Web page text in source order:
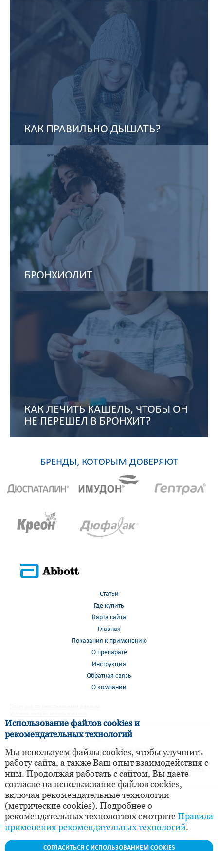
КАК ПРАВИЛЬНО ДЫШАТЬ?
БРОНХИОЛИТ
КАК ЛЕЧИТЬ КАШЕЛЬ, ЧТОБЫ ОН
НЕ ПЕРЕШЕЛ В БРОНХИТ?
БРЕНДЫ, КОТОРЫМ ДОВЕРЯЮТ
Главная
О препарате
Инструкция
Показания к применению
О компании
Обратная связь
Статьи
Где купить
Карта сайта
Правила применения рекомендательных технологий
RUS2314823 (v1.0)
Официальный сайт препарата ИРС 19
Информация, представленная на сайте, предназначена для просмотра только
совершеннолетними лицами.
© 2026 ООО «Эбботт Лэбораториз», 125171, Россия, Москва, Ленинградское шоссе,
дом 16А, строение 1. Телефон: +7 (495) 258 42 80
Использование файлов cookies и
рекомендательных технологий
Мы используем файлы cookies, чтобы улучшить
работу сайта, а также Ваш опыт взаимодействия с
ним. Продолжая работать с сайтом, Вы даете
согласие на использование файлов cookies,
включая рекомендательные технологии
(метрические cookies). Подробнее о
рекомендательных технологиях смотритеПравила
применения рекомендательных технологий.
СОГЛАСИТЬСЯ С ИСПОЛЬЗОВАНИЕМ COOKIES